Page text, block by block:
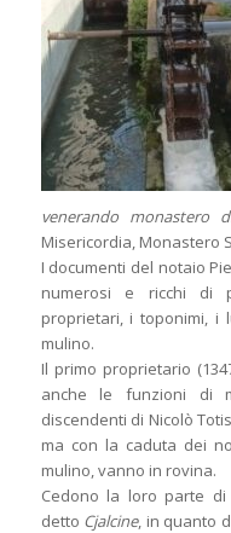
venerando monastero
Misericordia, Monastero
I documenti del notaio
numerosi e ricchi di
proprietari, i toponimi, i
mulino.
Il primo proprietario
anche le funzioni di
discendenti di Nicolò
ma con la caduta dei
mulino, vanno in rovina.
Cedono la loro parte
detto Cjalcine, in quanto